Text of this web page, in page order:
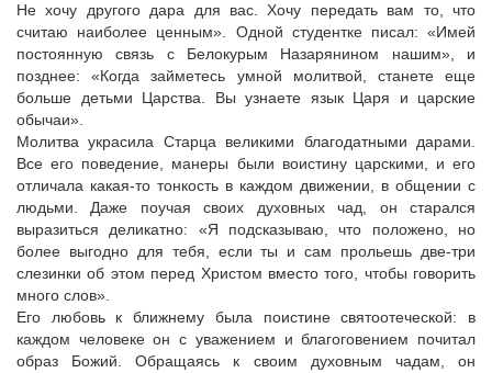
Не хочу другого дара для вас. Хочу передать вам то, что
считаю наиболее ценным». Одной студентке писал: «Имей
постоянную связь с Белокурым Назарянином нашим», и
позднее: «Когда займетесь умной молитвой, станете еще
больше детьми Царства. Вы узнаете язык Царя и царские
обычаи».
Молитва украсила Старца великими благодатными дарами.
Все его поведение, манеры были воистину царскими, и его
отличала какая-то тонкость в каждом движении, в общении с
людьми. Даже поучая своих духовных чад, он старался
выразиться деликатно: «Я подсказываю, что положено, но
более выгодно для тебя, если ты и сам прольешь две-три
слезинки об этом перед Христом вместо того, чтобы говорить
много слов».
Его любовь к ближнему была поистине святоотеческой: в
каждом человеке он с уважением и благоговением почитал
образ Божий. Обращаясь к своим духовным чадам, он